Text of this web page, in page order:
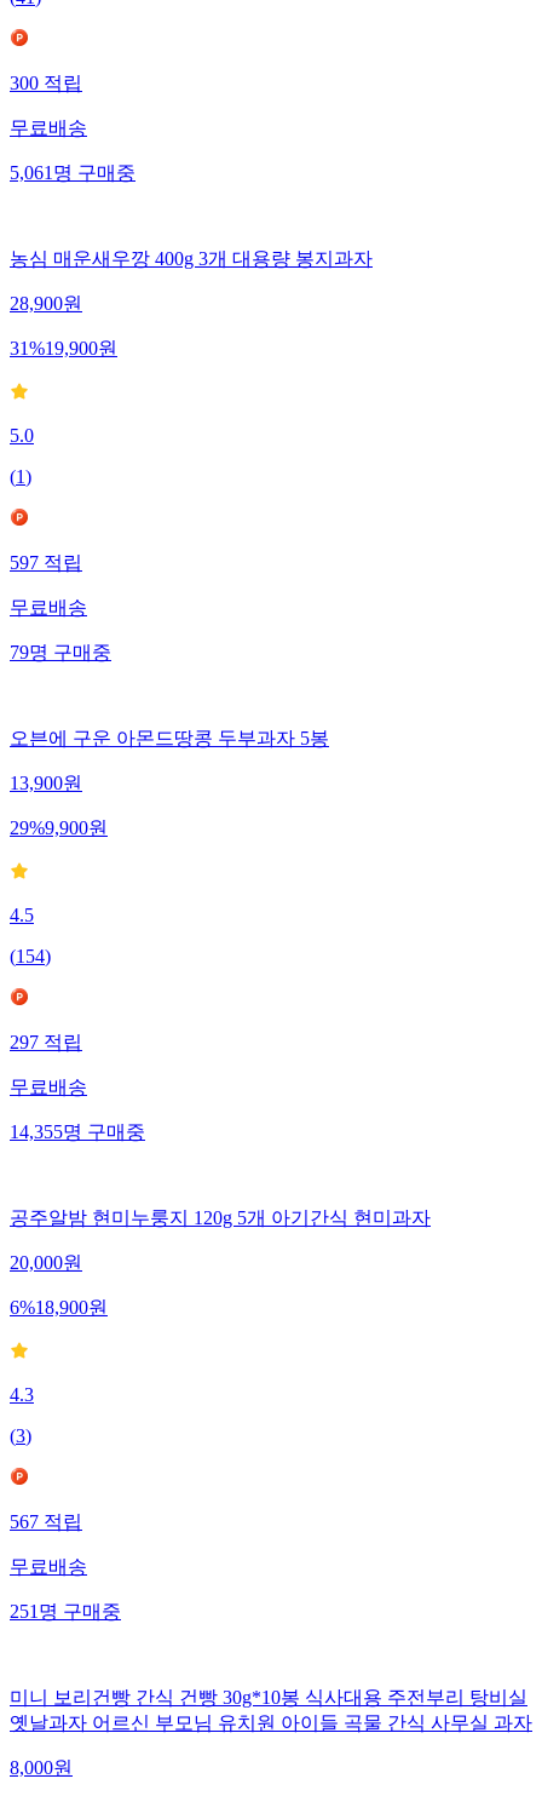
(41)
300적립
무료배송
5,061명구매중
농심 매운새우깡 400g 3개 대용량 봉지과자
28,900원
31%19,900원
5.0
(1)
597적립
무료배송
79명구매중
오븐에 구운 아몬드땅콩 두부과자 5봉
13,900원
29%9,900원
4.5
(154)
297적립
무료배송
14,355명구매중
공주알밤 현미누룽지 120g 5개 아기간식 현미과자
20,000원
6%18,900원
4.3
(3)
567적립
무료배송
251명구매중
미니 보리건빵 간식 건빵 30g*10봉 식사대용 주전부리 탕비실
옛날과자 어르신 부모님 유치원 아이들 곡물 간식 사무실 과자
8,000원